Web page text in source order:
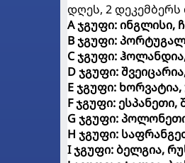
დღეს, 2 დეკემბერს
A ჯგუფი:ინგლისი,
B ჯგუფი:
C ჯგუფი:
D ჯგუფი:
E ჯგუფი:
F ჯგუფი:ესპანეთი,
G ჯგუფი:
H ჯგუფი:
I ჯგუფი: ბელგია,